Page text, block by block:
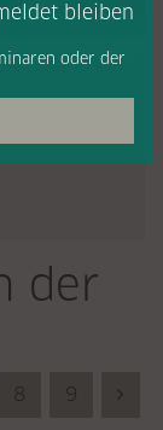
der
8 9
oder der
bleiben